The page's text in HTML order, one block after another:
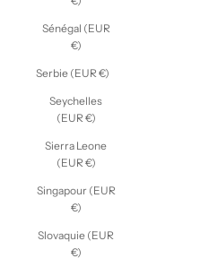
Sénégal (EUR
€)
Serbie (EUR €)
Seychelles
(EUR €)
Sierra Leone
(EUR €)
Singapour (EUR
€)
Slovaquie (EUR
€)